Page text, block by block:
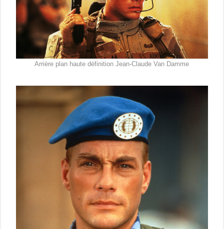
Arrière plan haute définition Jean-Claude Van Damme